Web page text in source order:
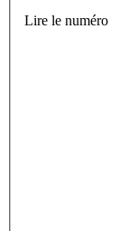
Lire le numéro